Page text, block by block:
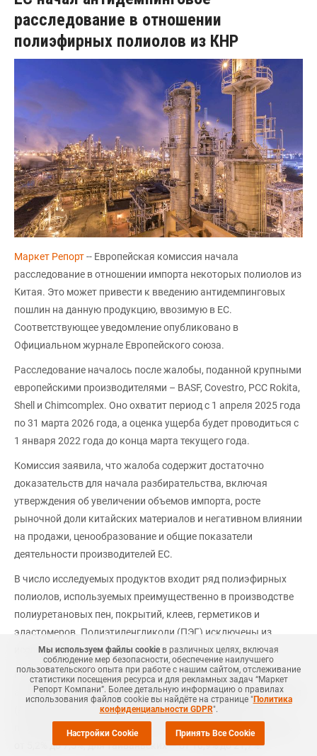
расследование в отношении
полиэфирных полиолов из КНР
Маркет Репорт-- Европейская комиссия начала
расследование в отношении импорта некоторых полиолов из
Китая. Это может привести к введению антидемпинговых
пошлин на данную продукцию, ввозимую в ЕС.
Соответствующее уведомление опубликовано в
Официальном журнале Европейского союза.
Расследование началось после жалобы, поданной крупными
европейскими производителями – BASF, Covestro, PCC Rokita,
Shell и Chimcomplex. Оно охватит период с 1 апреля 2025 года
по 31 марта 2026 года, а оценка ущерба будет проводиться с
1 января 2022 года до конца марта текущего года.
Комиссия заявила, что жалоба содержит достаточно
доказательств для начала разбирательства, включая
утверждения об увеличении объемов импорта, росте
рыночной доли китайских материалов и негативном влиянии
на продажи, ценообразование и общие показатели
деятельности производителей ЕС.
В число исследуемых продуктов входит ряд полиэфирных
полиолов, используемых преимущественно в производстве
полиуретановых пен, покрытий, клеев, герметиков и
эластомеров. Полиэтиленгликоли (ПЭГ) исключены из
исследования.
Ранее Европаобъявилао введении окончательных
антидемпинговых пошлин на акрилонитрил-бутадиен-стирол
(ABS), произведенный в Южной Корее и Тайване. Для
производителей из Южной Кореи ставка пошлины составит
от 5,2% до 7,5%, для тайваньских — от 10,9% до 21,7%.
Мы используем файлы cookieв различных целях, включая
соблюдение мер безопасности, обеспечение наилучшего
пользовательского опыта при работе с нашим сайтом, отслеживание
статистики посещения ресурса и для рекламных задач “Маркет
Репорт Компани”. Более детальную информацию о правилах
использования файлов cookie вы найдёте на странице "Политика
конфиденциальности GDPR".
Настройки Cookie Принять Все Cookie